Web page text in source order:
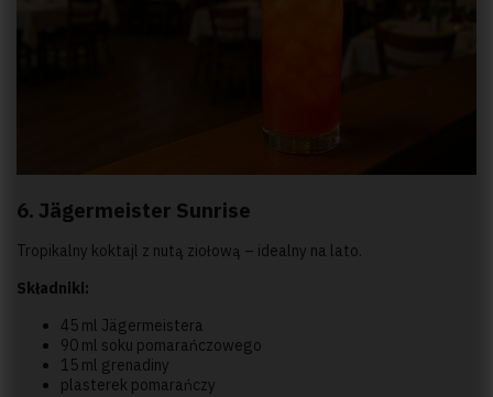
6. Jägermeister Sunrise
Tropikalny koktajl z nutą ziołową – idealny na lato.
Składniki:
45 ml Jägermeistera
90 ml soku pomarańczowego
15 ml grenadiny
plasterek pomarańczy